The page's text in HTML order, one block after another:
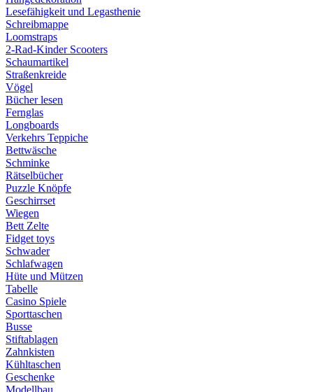
Lesefähigkeit und Legasthenie
Schreibmappe
Loomstraps
2-Rad-Kinder Scooters
Schaumartikel
Straßenkreide
Vögel
Bücher lesen
Fernglas
Longboards
Verkehrs Teppiche
Bettwäsche
Schminke
Rätselbücher
Puzzle Knöpfe
Geschirrset
Wiegen
Bett Zelte
Fidget toys
Schwader
Schlafwagen
Hüte und Mützen
Tabelle
Casino Spiele
Sporttaschen
Busse
Stiftablagen
Zahnkisten
Kühltaschen
Geschenke
Modellbau